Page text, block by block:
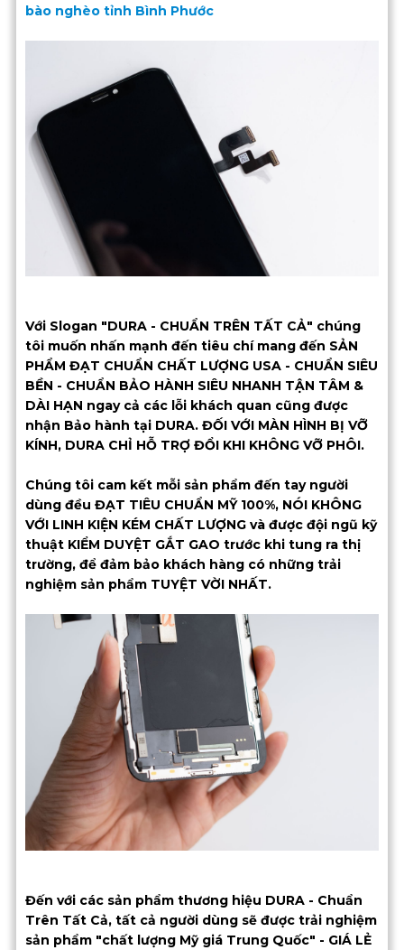
bào nghèo tỉnh Bình Phước
Với Slogan "DURA - CHUẨN TRÊN TẤT CẢ" chúng
tôi muốn nhấn mạnh đến tiêu chí mang đến SẢN
PHẨM ĐẠT CHUẨN CHẤT LƯỢNG USA - CHUẨN SIÊU
BỀN - CHUẨN BẢO HÀNH SIÊU NHANH TẬN TÂM &
DÀI HẠN ngay cả các lỗi khách quan cũng được
nhận Bảo hành tại DURA. ĐỐI VỚI MÀN HÌNH BỊ VỠ
KÍNH, DURA CHỈ HỖ TRỢ ĐỔI KHI KHÔNG VỠ PHÔI.
Chúng tôi cam kết mỗi sản phẩm đến tay người
dùng đều ĐẠT TIÊU CHUẨN MỸ 100%, NÓI KHÔNG
VỚI LINH KIỆN KÉM CHẤT LƯỢNG và được đội ngũ kỹ
thuật KIỂM DUYỆT GẮT GAO trước khi tung ra thị
trường, để đảm bảo khách hàng có những trải
nghiệm sản phẩm TUYỆT VỜI NHẤT.
Đến với các sản phẩm thương hiệu DURA - Chuẩn
Trên Tất Cả, tất cả người dùng sẽ được trải nghiệm
sản phẩm "chất lượng Mỹ giá Trung Quốc" - GIÁ LẺ